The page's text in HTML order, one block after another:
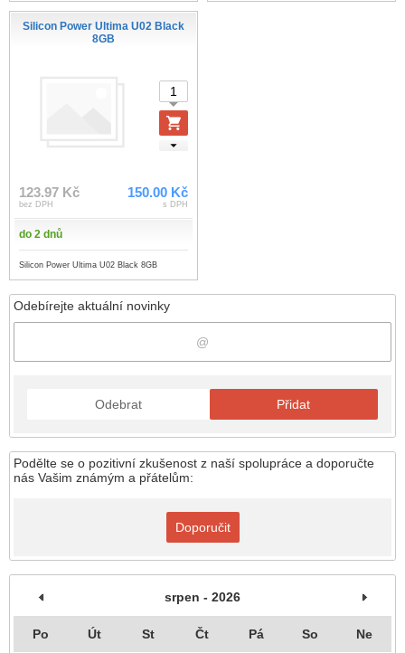
Odebírejte aktuální novinky
Odebrat Přidat
Podělte se o pozitivní zkušenost z naší spolupráce a doporučte
nás Vašim známým a přátelům:
Doporučit
srpen - 2026
Po Út St Čt Pá So Ne
Silicon Power Ultima U02 Black
8GB
123.97 Kč
bez DPH
150.00 Kč
s DPH
do 2 dnů
Silicon Power Ultima U02 Black 8GB